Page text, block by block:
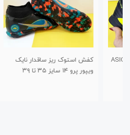
کفش استوک ریز ساقدار نایک
ویپور پرو ۱۴ سایز ۳۵ تا ۳۹
برند